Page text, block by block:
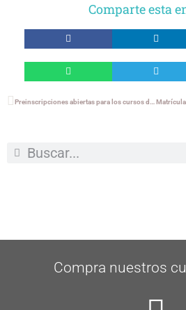
Comparte esta
Preinscripciones abiertas para los cursos de septiembre 2022
Compra nuestros